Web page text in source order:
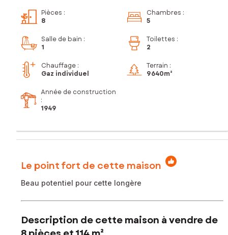
Pièces :
8
Chambres :
5
Salle de bain :
1
Toilettes :
2
Chauffage :
Gaz individuel
Terrain :
9 640m²
Année de construction
:
1949
Le point fort de cette maison
Beau potentiel pour cette longère
Description de cette maison à vendre de